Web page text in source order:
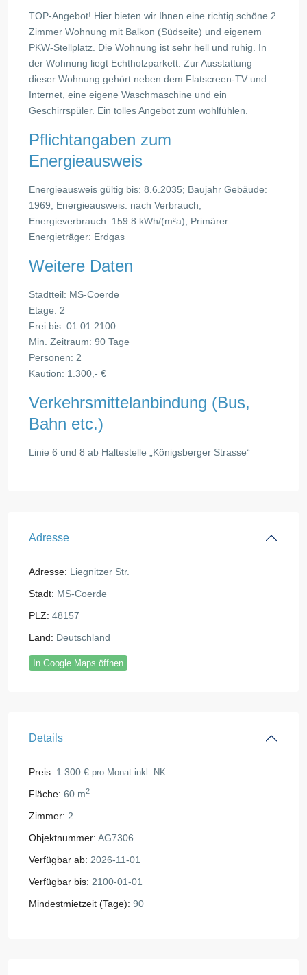
TOP-Angebot! Hier bieten wir Ihnen eine richtig schöne 2
Zimmer Wohnung mit Balkon (Südseite) und eigenem
PKW-Stellplatz. Die Wohnung ist sehr hell und ruhig. In
der Wohnung liegt Echtholzparkett. Zur Ausstattung
dieser Wohnung gehört neben dem Flatscreen-TV und
Internet, eine eigene Waschmaschine und ein
Geschirrspüler. Ein tolles Angebot zum wohlfühlen.
Pflichtangaben zum
Energieausweis
Energieausweis gültig bis: 8.6.2035; Baujahr Gebäude:
1969; Energieausweis: nach Verbrauch;
Energieverbrauch: 159.8 kWh/(m²a); Primärer
Energieträger: Erdgas
Weitere Daten
Stadtteil: MS-Coerde
Etage: 2
Frei bis: 01.01.2100
Min. Zeitraum: 90 Tage
Personen: 2
Kaution: 1.300,- €
Verkehrsmittelanbindung (Bus,
Bahn etc.)
Linie 6 und 8 ab Haltestelle „Königsberger Strasse“
Adresse
Adresse: Liegnitzer Str.
Stadt: MS-Coerde
PLZ: 48157
Land: Deutschland
In Google Maps öffnen
Details
Preis: 1.300 € pro Monat inkl. NK
Fläche: 60 m2
Zimmer: 2
Objektnummer: AG7306
Verfügbar ab: 2026-11-01
Verfügbar bis: 2100-01-01
Mindestmietzeit (Tage): 90